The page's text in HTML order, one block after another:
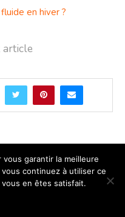
en hiver ?
article
sur la mode, la beauté et
qui changent une routine
à tester les conseils
garantir la meilleure
continuez à utiliser ce
en êtes satisfait.